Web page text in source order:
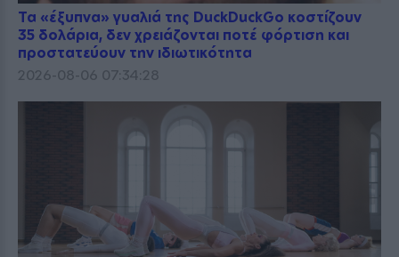
Τα «έξυπνα» γυαλιά της DuckDuckGo κοστίζουν
35 δολάρια, δεν χρειάζονται ποτέ φόρτιση και
προστατεύουν την ιδιωτικότητα
2026-08-06 07:34:28